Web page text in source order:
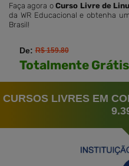
Faça agora oCurso Livre de
da WR Educacional e obtenha
Brasil!
De:R$ 159.80
Totalmente Grátis
CURSOS LIVRES EM